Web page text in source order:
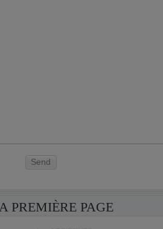
Send
PREMIÈRE PAGE